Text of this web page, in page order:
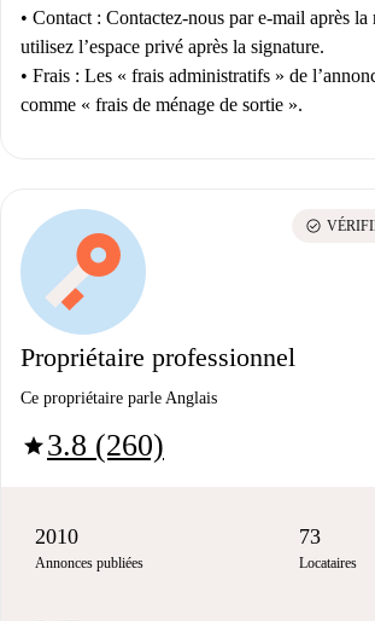
• Contact : Contactez-nous par e-mail après la
utilisez l’espace privé après la signature.
• Frais : Les « frais administratifs » de
comme « frais de ménage de sortie ».
Propriétaire professionnel
Ce propriétaire parle Anglais
star3.8 (260)
check_circle
2010
Annonces publiées
73
Locataires